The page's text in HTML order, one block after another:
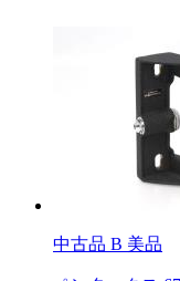
中古品 B 美品